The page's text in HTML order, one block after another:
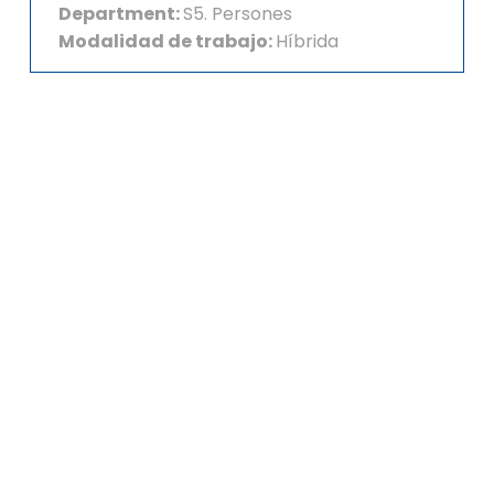
Department:S5. Persones
Modalidad de trabajo:Híbrida